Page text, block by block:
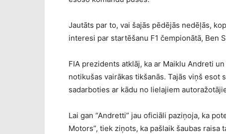
Jautāts par to, vai šajās pēdējās nedēļās,
interesi par startēšanu F1 čempionātā, Ben
FIA prezidents atklāj, ka ar Maiklu Andreti
notikušas vairākas tikšanās. Tajās viņš esot
sadarboties ar kādu no lielajiem
Lai gan “Andretti” jau oficiāli paziņoja, ka
Motors”, tiek ziņots, ka pašlaik šaubas raisa